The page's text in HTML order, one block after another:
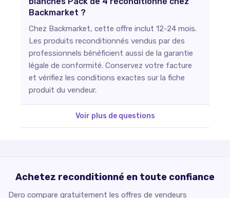
Backmarket ?
Chez Backmarket, cette offre inclut 12-24 mois.
Les produits reconditionnés vendus par des
professionnels bénéficient aussi de la garantie
légale de conformité. Conservez votre facture
et vérifiez les conditions exactes sur la fiche
produit du vendeur.
Voir plus de questions
Achetez reconditionné en toute confiance
Dero compare gratuitement les offres de vendeurs